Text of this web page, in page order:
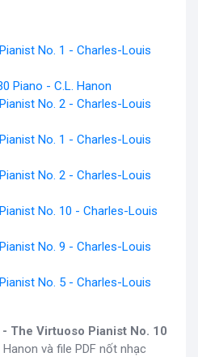
No. 1 - Charles-Louis
Piano - C.L. Hanon
No. 2 - Charles-Louis
No. 1 - Charles-Louis
No. 2 - Charles-Louis
No. 10 - Charles-Louis
No. 9 - Charles-Louis
No. 5 - Charles-Louis
- The Virtuoso Pianist No. 10
và file PDF nốt nhạc